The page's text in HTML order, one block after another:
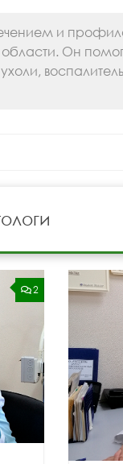
и
Он
2